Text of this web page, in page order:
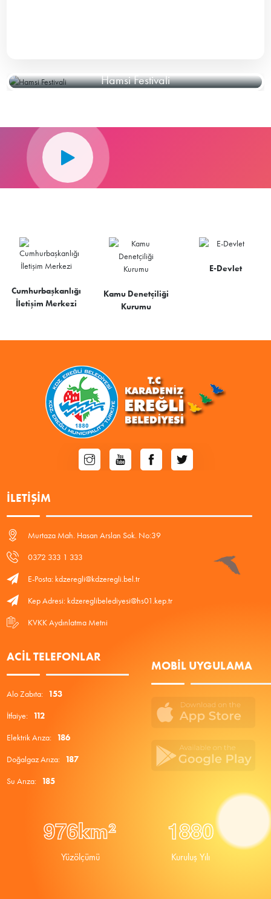
Hamsi Festivali
Cumhurbaşkanlığı
İletişim Merkezi
Kamu Denetçiliği
Kurumu
E-Devlet
İLETIŞIM
Murtaza Mah. Hasan Arslan Sok. No:39
0372 333 1 333
E-Posta: kdzeregli@kdzeregli.bel.tr
Kep Adresi: kdzereglibelediyesi@hs01.kep.tr
KVKK Aydınlatma Metni
ACIL TELEFONLAR
Alo Zabıta: 153
İtfaiye: 112
Elektrik Arıza: 186
Doğalgaz Arıza: 187
Su Arıza: 185
MOBIL UYGULAMA
976km²
Yüzölçümü
1880
Kuruluş Yılı